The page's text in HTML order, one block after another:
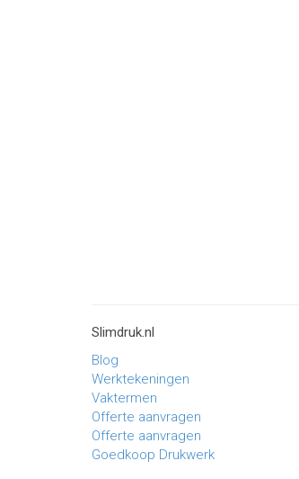
Slimdruk.nl
Blog
Werktekeningen
Vaktermen
Offerte aanvragen
Offerte aanvragen
Goedkoop Drukwerk